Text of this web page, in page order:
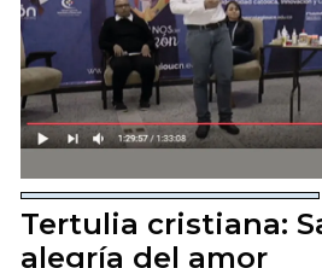
Tertulia cristiana:
alegría del amor